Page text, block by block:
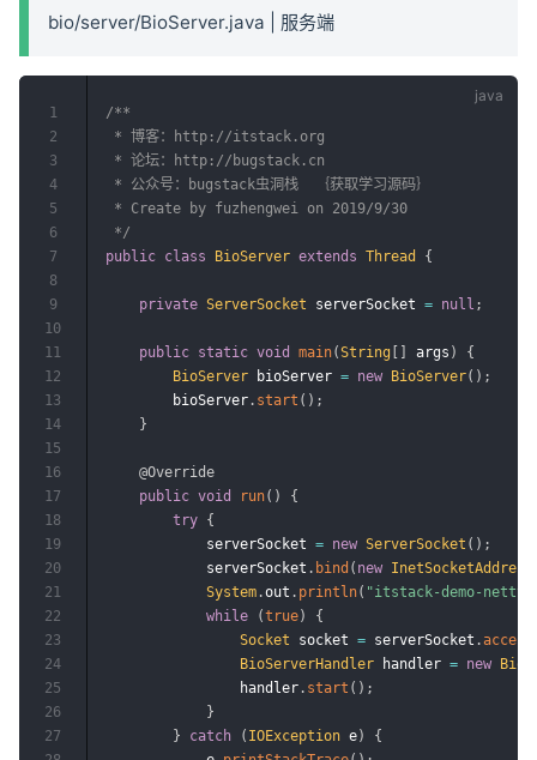
bio/server/BioServer.java | 服务端
/**
* 博客：http://itstack.org
* 论坛：http://bugstack.cn
* 公众号：bugstack虫洞栈  ｛获取学习源码｝
* Create by fuzhengwei on 2019/9/30
*/
public class BioServer extends Thread {
private ServerSocket serverSocket = null ;
public static void main(String [ ] args )
{
BioServer bioServer = new BioServer( ) ;
        bioServer
. start ( ) ;
}
@Override
public void run( )
{
try {
            serverSocket
= new ServerSocket ( ) ;
            serverSocket
. bind ( new InetSocketAddress
System .out . println( "itstack-demo-netty
while
(true)
{
Socket socket = serverSocket .accept
BioServerHandler handler = new
                handler
. start ( ) ;
}
}
catch ( IOException e)
{
1
2
3
4
5
6
7
8
9
10
11
12
13
14
15
16
17
18
19
20
21
22
23
24
25
26
27